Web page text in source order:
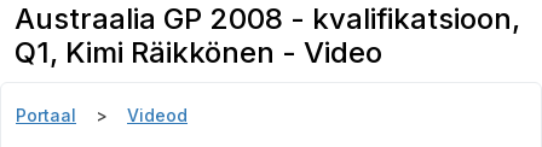
Austraalia GP 2008 - kvalifikatsioon,
Q1, Kimi Räikkönen - Video
Portaal Videod